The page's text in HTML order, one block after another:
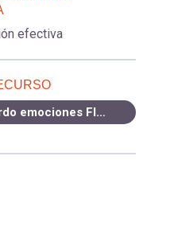
efectiva
Recuerdo emociones FINAL.pdf